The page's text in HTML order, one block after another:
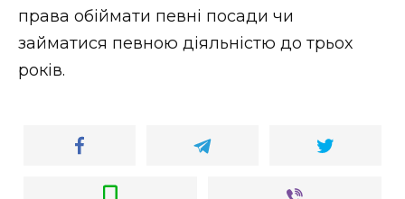
права обіймати певні посади чи
займатися певною діяльністю до трьох
років.